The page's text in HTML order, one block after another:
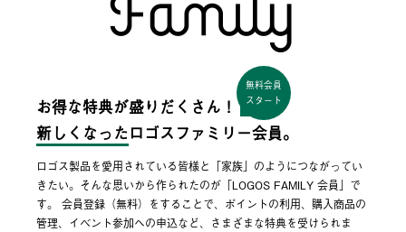
お得な特典が盛りだくさん！
無料会員
スタート
新しくなった ロゴスファミリー会員。
ロゴス製品を愛用されている皆様と「家族」のようにつながってい
きたい。そんな思いから作られたのが「LOGOS FAMILY 会員」で
す。 会員登録（無料）をすることで、ポイントの利用、購入商品の
管理、イベント参加への申込など、さまざまな特典を受けられま